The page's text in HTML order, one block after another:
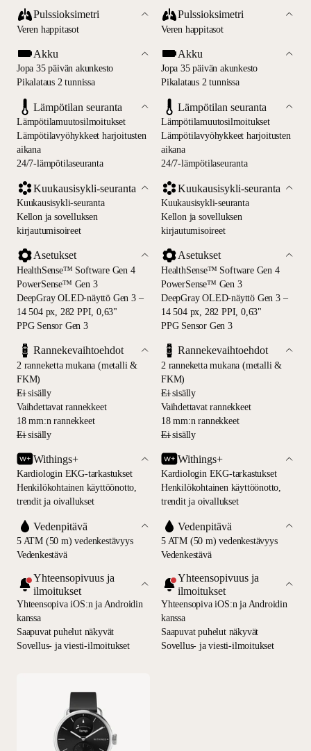
Pulssioksimetri
Veren happitasot
Akku
Jopa 35 päivän akunkesto
Pikalataus 2 tunnissa
Lämpötilan seuranta
Lämpötilamuutosilmoitukset
Lämpötila­vyöhykkeet harjoitusten
aikana
24/7-lämpötilaseuranta
Kuukausisykli-seuranta
Kuukausisykli-seuranta
Kellon ja sovelluksen
kirjautumisoireet
Asetukset
HealthSense™ Software Gen 4
PowerSense™ Gen 3
DeepGray OLED-näyttö Gen 3 –
14 504 px, 282 PPI, 0,63"
PPG Sensor Gen 3
Rannekevaihtoehdot
2 ranneketta mukana (metalli &
FKM)
—
Ei sisälly
Vaihdettavat rannekkeet
18 mm:n rannekkeet
—
Ei sisälly
Withings+
Kardiologin EKG-tarkastukset
Henkilökohtainen käyttöönotto,
trendit ja oivallukset
Vedenpitävä
5 ATM (50 m) vedenkestävyys
Vedenkestävä
Yhteensopivuus ja
ilmoitukset
Yhteensopiva iOS:n ja Androidin
kanssa
Saapuvat puhelut näkyvät
Sovellus- ja viesti-ilmoitukset
Pulssioksimetri
Veren happitasot
Akku
Jopa 35 päivän akunkesto
Pikalataus 2 tunnissa
Lämpötilan seuranta
Lämpötilamuutosilmoitukset
Lämpötila­vyöhykkeet harjoitusten
aikana
24/7-lämpötilaseuranta
Kuukausisykli-seuranta
Kuukausisykli-seuranta
Kellon ja sovelluksen
kirjautumisoireet
Asetukset
HealthSense™ Software Gen 4
PowerSense™ Gen 3
DeepGray OLED-näyttö Gen 3 –
14 504 px, 282 PPI, 0,63"
PPG Sensor Gen 3
Rannekevaihtoehdot
2 ranneketta mukana (metalli &
FKM)
—
Ei sisälly
Vaihdettavat rannekkeet
18 mm:n rannekkeet
—
Ei sisälly
Withings+
Kardiologin EKG-tarkastukset
Henkilökohtainen käyttöönotto,
trendit ja oivallukset
Vedenpitävä
5 ATM (50 m) vedenkestävyys
Vedenkestävä
Yhteensopivuus ja
ilmoitukset
Yhteensopiva iOS:n ja Androidin
kanssa
Saapuvat puhelut näkyvät
Sovellus- ja viesti-ilmoitukset